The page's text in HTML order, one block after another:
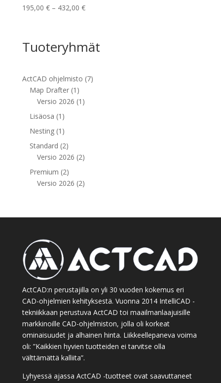
195,00 € – 432,00 €Hintaluokka:
432,00 €
Tuoteryhmät
ActCAD ohjelmisto 77
Map Drafter 1 1
tuote
Versio 2026 1 1
Lisäosa 1 1
tuote
Nesting 1 1
tuote
Standard 22
tuotetta
Versio 2026 22
Premium 22
tuotetta
Versio 2026 22
ActCAD:n perustajilla on yli 30 vuoden kokemus eri
CAD-ohjelmien kehityksestä. Vuonna 2014 IntelliCAD -
tekniikkaan perustuva ActCAD toi maailmanlaajuisille
markkinoille CAD-ohjelmiston, jolla oli korkeat
ominaisuudet ja alhainen hinta. Liikkeellepaneva voima
oli: ”Kaikkien hyvien tuotteiden ei tarvitse olla
välttämättä kalliita”.
Lyhyessä ajassa ActCAD -tuotteet ovat saavuttaneet